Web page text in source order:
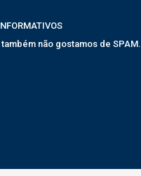
não gostamos de SPAM.